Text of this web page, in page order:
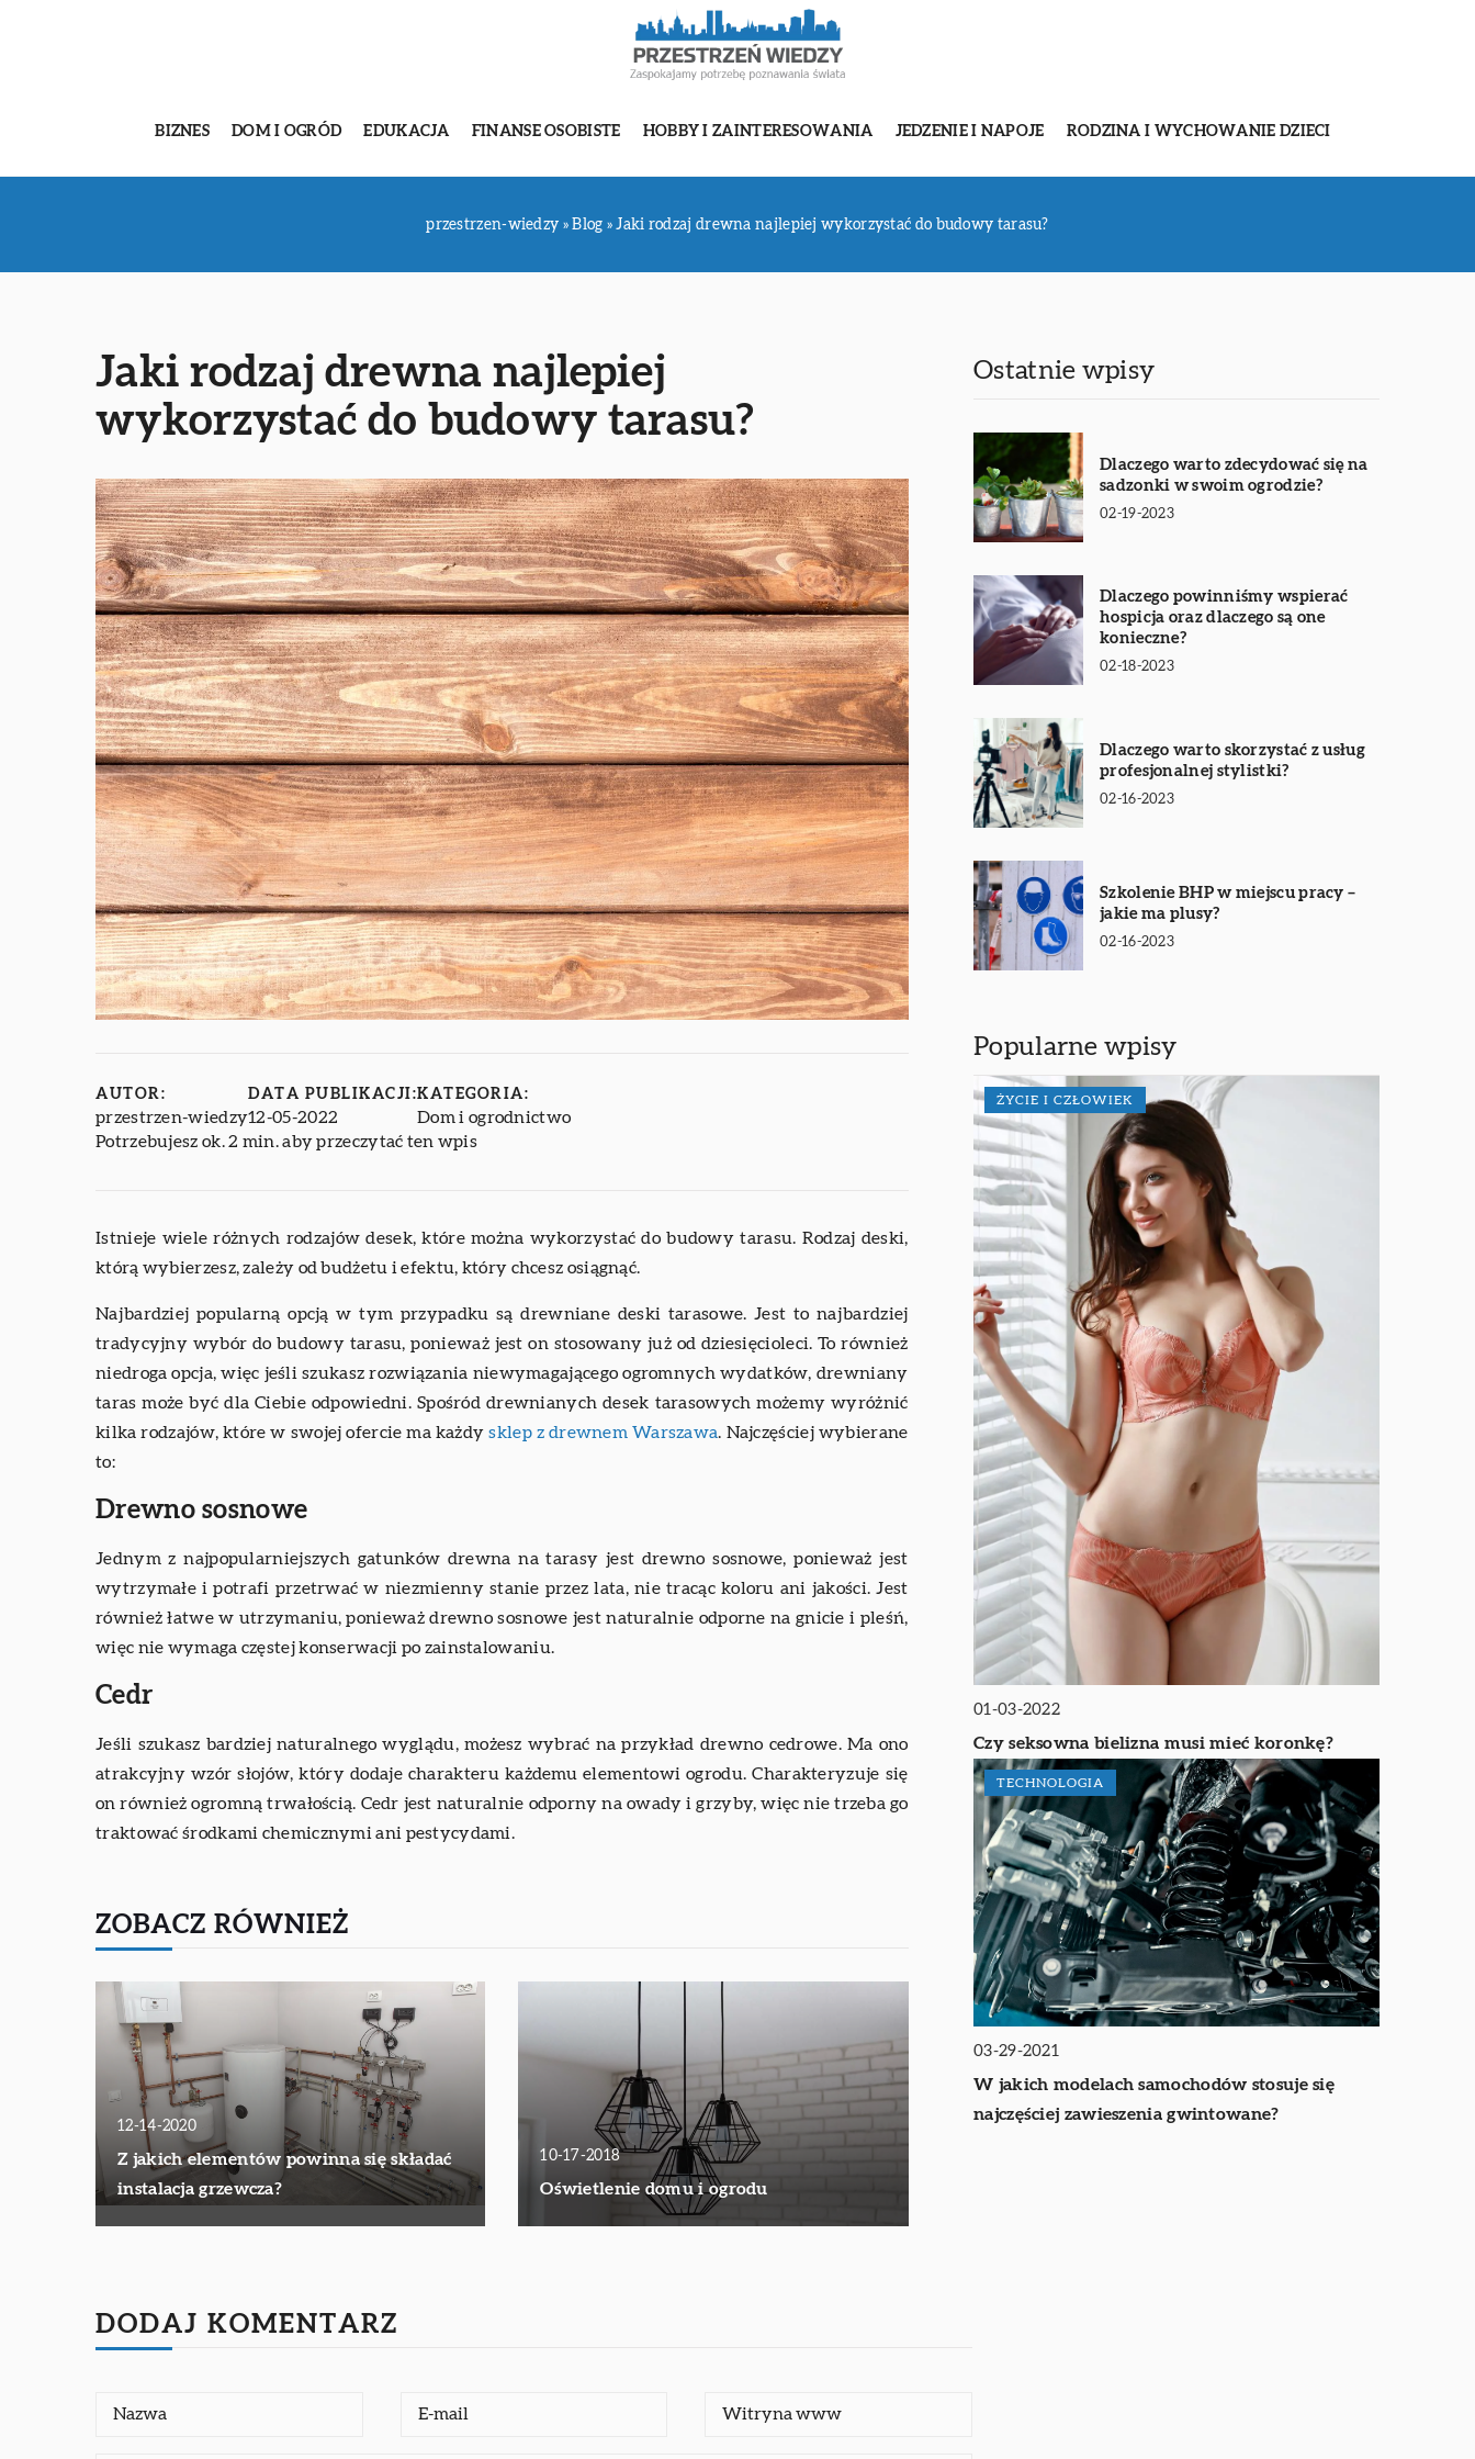
BIZNES DOM I OGRÓD EDUKACJA FINANSE OSOBISTE HOBBY I ZAINTERESOWANIA JEDZENIE I NAPOJE RODZINA I WYCHOWANIE DZIECI
przestrzen-wiedzy »Blog »Jaki rodzaj drewna najlepiej wykorzystać do budowy tarasu?
Jaki rodzaj drewna najlepiej
wykorzystać do budowy tarasu?
AUTOR:
przestrzen-wiedzy
DATA PUBLIKACJI:
12-05-2022
KATEGORIA:
Dom i ogrodnictwo
Potrzebujesz ok. 2 min. aby przeczytać ten wpis
Istnieje wiele różnych rodzajów desek, które można wykorzystać do budowy tarasu. Rodzaj deski,
którą wybierzesz, zależy od budżetu i efektu, który chcesz osiągnąć.
Najbardziej popularną opcją w tym przypadku są drewniane deski tarasowe. Jest to najbardziej
tradycyjny wybór do budowy tarasu, ponieważ jest on stosowany już od dziesięcioleci. To również
niedroga opcja, więc jeśli szukasz rozwiązania niewymagającego ogromnych wydatków, drewniany
taras może być dla Ciebie odpowiedni. Spośród drewnianych desek tarasowych możemy wyróżnić
kilka rodzajów, które w swojej ofercie ma każdysklep z drewnem Warszawa. Najczęściej wybierane
to:
Drewno sosnowe
Jednym z najpopularniejszych gatunków drewna na tarasy jest drewno sosnowe, ponieważ jest
wytrzymałe i potrafi przetrwać w niezmienny stanie przez lata, nie tracąc koloru ani jakości. Jest
również łatwe w utrzymaniu, ponieważ drewno sosnowe jest naturalnie odporne na gnicie i pleśń,
więc nie wymaga częstej konserwacji po zainstalowaniu.
Cedr
Jeśli szukasz bardziej naturalnego wyglądu, możesz wybrać na przykład drewno cedrowe. Ma ono
atrakcyjny wzór słojów, który dodaje charakteru każdemu elementowi ogrodu. Charakteryzuje się
on również ogromną trwałością. Cedr jest naturalnie odporny na owady i grzyby, więc nie trzeba go
traktować środkami chemicznymi ani pestycydami.
ZOBACZ RÓWNIEŻ
12-14-2020
Z jakich elementów powinna się składać
instalacja grzewcza?
10-17-2018
Oświetlenie domu i ogrodu
Ostatnie wpisy
Dlaczego warto zdecydować się na
sadzonki w swoim ogrodzie?
02-19-2023
Dlaczego powinniśmy wspierać
hospicja oraz dlaczego są one
konieczne?
02-18-2023
Dlaczego warto skorzystać z usług
profesjonalnej stylistki?
02-16-2023
Szkolenie BHP w miejscu pracy –
jakie ma plusy?
02-16-2023
Popularne wpisy
ŻYCIE I CZŁOWIEK
01-03-2022
Czy seksowna bielizna musi mieć koronkę?
TECHNOLOGIA
03-29-2021
W jakich modelach samochodów stosuje się
najczęściej zawieszenia gwintowane?
DODAJ KOMENTARZ